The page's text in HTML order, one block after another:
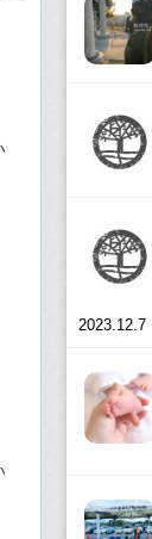
2023.12.7